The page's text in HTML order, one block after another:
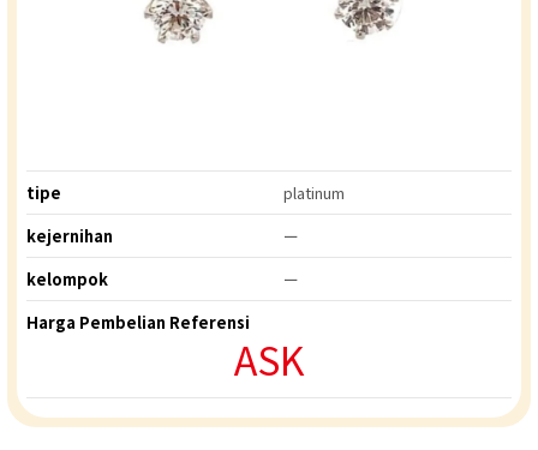
tipe
platinum
kejernihan
ー
kelompok
ー
Harga Pembelian Referensi
ASK